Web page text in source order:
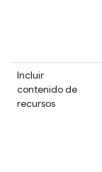
Incluir
contenido de
recursos